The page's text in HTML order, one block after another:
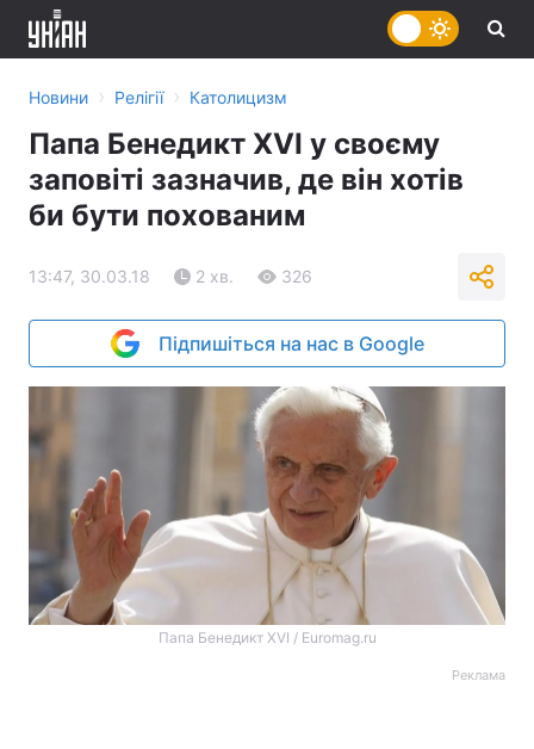
Новини › Релігії › Католицизм
Папа Бенедикт XVI у своєму
заповіті зазначив, де він хотів
би бути похованим
13:47, 30.03.18 2 хв. 326
Підпишіться на нас в Google
Папа Бенедикт XVI / Euromag.ru
Реклама